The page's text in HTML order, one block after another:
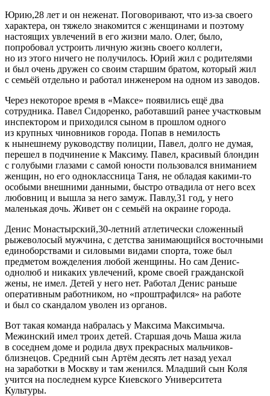
Юрию,28 лет и он неженат. Поговоривают, что из-за своего
характера, он тяжело знакомится с женщинами и поэтому
настоящих увлечений в его жизни мало. Олег, было,
попробовал устроить личную жизнь своего коллеги,
но из этого ничего не получилось. Юрий жил с родителями
и был очень дружен со своим старшим братом, который жил
с семьёй отдельно и работал инженером на одном из заводов.
Через некоторое время в «Максе» появились ещё два
сотрудника. Павел Сидоренко, работавший ранее участковым
инспектором и приходился сыном в прошлом одного
из крупных чиновников города. Попав в немилость
к нынешнему руководству полиции, Павел, долго не думая,
перешел в подчинение к Максиму. Павел, красивый блондин
с голубыми глазами с самой юности пользовался вниманием
женщин, но его одноклассница Таня, не обладая какими-то
особыми внешними данными, быстро отвадила от него всех
любовниц и вышла за него замуж. Павлу,31 год, у него
маленькая дочь. Живет он с семьёй на окраине города.
Денис Монастырский,30-летний атлетически сложенный
рыжеволосый мужчина, с детства занимающийся восточными
единоборствами и силовыми видами спорта, тоже был
предметом вожделения любой женщины. Но сам Денис-
однолюб и никаких увлечений, кроме своей гражданской
жены, не имел. Детей у него нет. Работал Денис раньше
оперативным работником, но «проштрафился» на работе
и был со скандалом уволен из органов.
Вот такая команда набралась у Максима Максимыча.
Межинский имел троих детей. Старшая дочь Маша жила
в соседнем доме и родила двух прекрасных мальчиков-
близнецов. Средний сын Артём десять лет назад уехал
на заработки в Москву и там женился. Младший сын Коля
учится на последнем курсе Киевского Университета
Культуры.